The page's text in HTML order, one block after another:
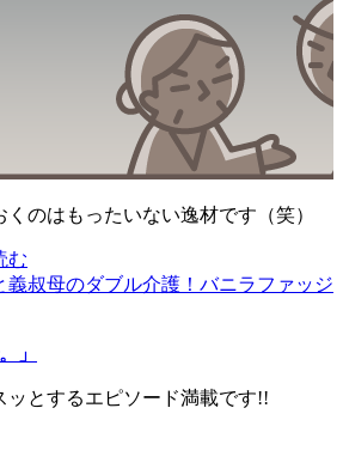
のはもったいない逸材です（笑）
む
義叔母のダブル介護！バニラファッジ
」
とするエピソード満載です!!